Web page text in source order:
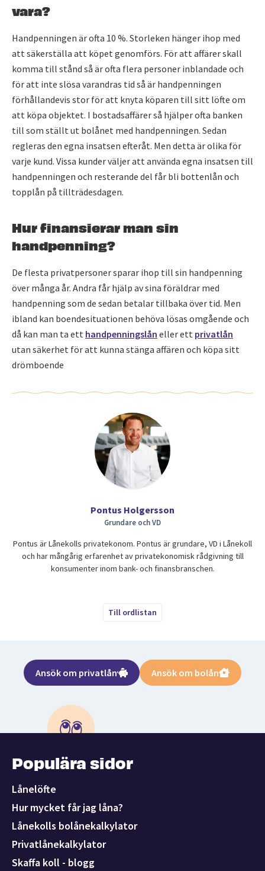
vara?
Handpenningen är ofta 10 %. Storleken hänger ihop med
att säkerställa att köpet genomförs. För att affärer skall
komma till stånd så är ofta flera personer inblandade och
för att inte slösa varandras tid så är handpenningen
förhållandevis stor för att knyta köparen till sitt löfte om
att köpa objektet. I bostadsaffärer så hjälper ofta banken
till som ställt ut bolånet med handpenningen. Sedan
regleras den egna insatsen efteråt. Men detta är olika för
varje kund. Vissa kunder väljer att använda egna insatsen till
handpenningen och resterande del får bli bottenlån och
topplån på tillträdesdagen.
Hur finansierar man sin
handpenning?
De flesta privatpersoner sparar ihop till sin handpenning
över många år. Andra får hjälp av sina föräldrar med
handpenning som de sedan betalar tillbaka över tid. Men
ibland kan boendesituationen behöva lösas omgående och
då kan man ta ett handpenningslån eller ett privatlån
utan säkerhet för att kunna stänga affären och köpa sitt
drömboende
Pontus Holgersson
Grundare och VD
Pontus är Lånekolls privatekonom. Pontus är grundare, VD i Lånekoll
och har mångårig erfarenhet av privatekonomisk rådgivning till
konsumenter inom bank- och finansbranschen.
Till ordlistan
Ansök om privatlån Ansök om bolån
Populära sidor
Lånelöfte
Hur mycket får jag låna?
Lånekolls bolånekalkylator
Privatlånekalkylator
Skaffa koll - blogg